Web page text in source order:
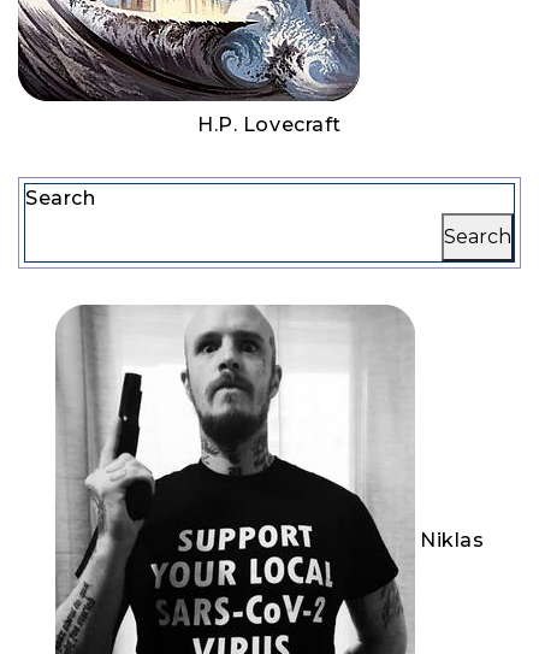
H.P. Lovecraft
Search
Search
Niklas